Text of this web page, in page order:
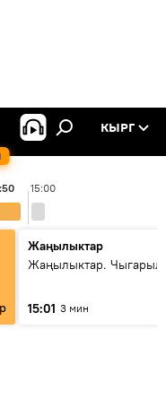
КЫРГ
15:00
Жаңылыктар
Жаңылыктар.
15:01 3 мин